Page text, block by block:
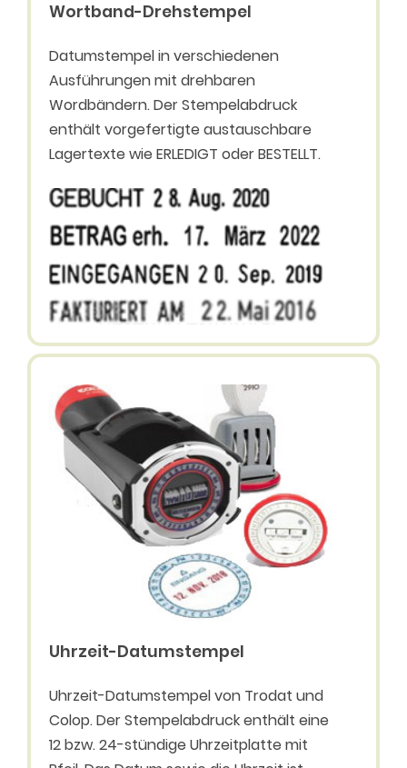
Wortband-Drehstempel
Datumstempel in verschiedenen
Ausführungen mit drehbaren
Wordbändern. Der Stempelabdruck
enthält vorgefertigte austauschbare
Lagertexte wie ERLEDIGT oder BESTELLT.
Uhrzeit-Datumstempel
Uhrzeit-Datumstempel von Trodat und
Colop. Der Stempelabdruck enthält eine
12 bzw. 24-stündige Uhrzeitplatte mit